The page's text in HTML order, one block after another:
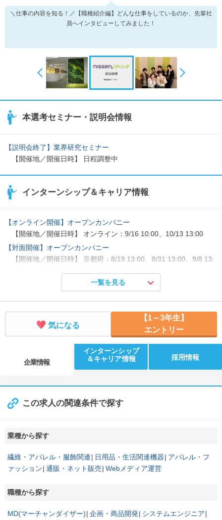
＼仕事の内容を知る！／【職種紹介編】どんな仕事をしているのか、先輩社
員へインタビューしてみました！
本選考セミナー・説明会情報
【説明会終了】業界研究セミナー
【開催地／開催日時】 日程調整中
インターンシップ＆キャリア情報
【オンライン開催】オープンカンパニー
【開催地／開催日時】 オンライン：9/16 10:00、10/13 13:00
【対面開催】オープンカンパニー
【開催地／開催日時】 京都府：8/19 13:00、8/31 13:00、9/8 13:
【5Daysインターンシップ】ニッセンの仕事を深堀り！
一覧を見る
気になる
【1～3年生】
エントリー
企業情報
インターンシップ
＆キャリア情報
採用情報
この求人の関連条件で探す
業種から探す
繊維・アパレル・服飾関連 日用品・生活関連機器
アパレル・フ
ァッション 通販・ネット販売 Webメディア運営
職種から探す
MD(マーチャンダイザー) 企画・商品開発
システムエンジニア